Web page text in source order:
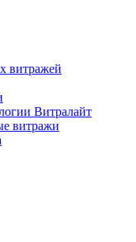
витражей
Витралайт
витражи